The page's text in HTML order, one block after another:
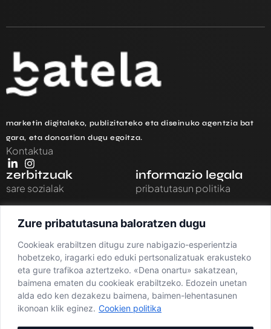
Zure pribatutasuna baloratzen dugu
Cookieak erabiltzen ditugu zure nabigazio-esperientzia
hobetzeko, iragarki edo eduki pertsonalizatuak erakusteko
eta gure trafikoa aztertzeko. «Dena onartu» sakatzean,
baimena ematen du cookieak erabiltzeko. Edozein unetan
alda edo ken dezakezu baimena, baimen-lehentasunen
ikonoan klik eginez. Cookien politika
marketin digitaleko, publizitateko eta diseinuko agentzia bat
gara, eta donostian dugu egoitza.
Kontaktua
zerbitzuak
sare sozialak
argazkigintza eta
bideogintza
seo agentzia
informazio legala
pribatutasun politika